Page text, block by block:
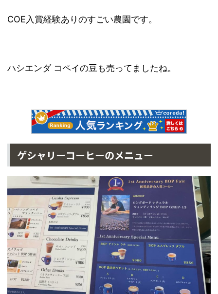
COE入賞経験ありのすごい農園です。
ハシエンダ コペイの豆も売ってましたね。
ゲシャリーコーヒーのメニュー